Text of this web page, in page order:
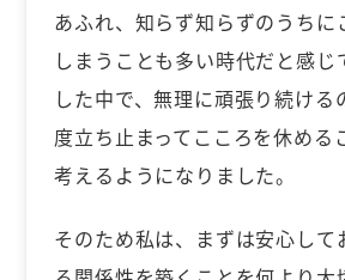
あふれ、知らず知らずのうちに
しまうことも多い時代だと感じ
した中で、無理に頑張り続ける
度立ち止まってこころを休める
考えるようになりました。
そのため私は、まずは安心して